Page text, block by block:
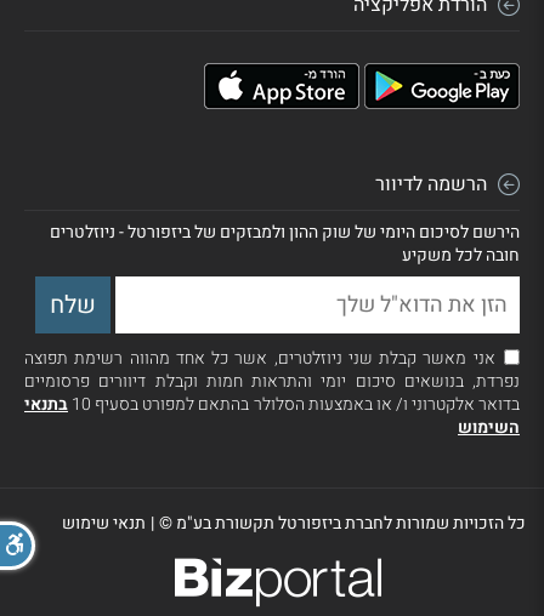
הרשמה לדיוור
הירשם לסיכום היומי של שוק ההון ולמבזקים של ביזפורטל - ניוזלטרים
חובה לכל משקיע
אני מאשר קבלת שני ניוזלטרים, אשר כל אחד מהווה רשימת תפוצה
נפרדת, בנושאים סיכום יומי והתראות חמות וקבלת דיוורים פרסומיים
בדואר אלקטרוני ו/ או באמצעות הסלולר בהתאם למפורט בסעיף 10
בתנאי
השימוש
כל הזכויות שמורות לחברת ביזפורטל תקשורת בע"מ ©| תנאי שימוש